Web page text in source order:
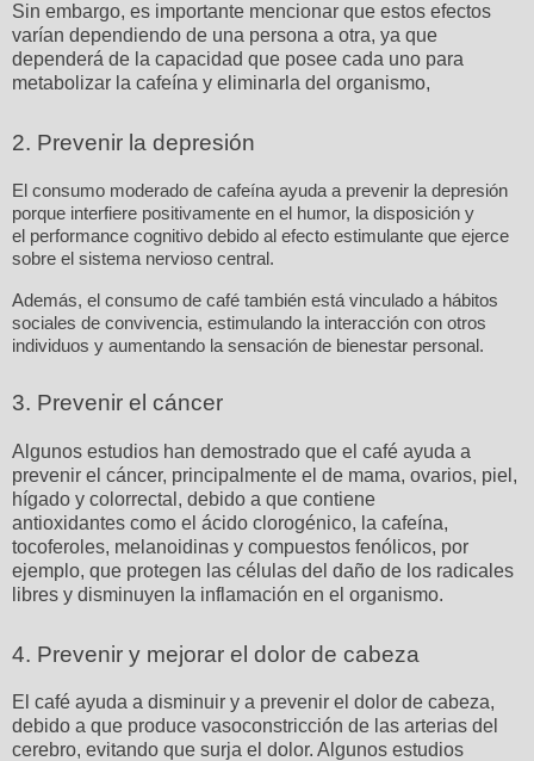
Sin embargo, es importante mencionar que estos efectos
varían dependiendo de una persona a otra, ya que
dependerá de la capacidad que posee cada uno para
metabolizar la cafeína y eliminarla del organismo,
2. Prevenir la depresión
El consumo moderado de cafeína ayuda a prevenir la depresión
porque interfiere positivamente en el humor, la disposición y
el performance cognitivo debido al efecto estimulante que ejerce
sobre el sistema nervioso central.
Además, el consumo de café también está vinculado a hábitos
sociales de convivencia, estimulando la interacción con otros
individuos y aumentando la sensación de bienestar personal.
3. Prevenir el cáncer
Algunos estudios han demostrado que el café ayuda a
prevenir el cáncer, principalmente el de mama, ovarios, piel,
hígado y colorrectal, debido a que contiene
antioxidantes como el ácido clorogénico, la cafeína,
tocoferoles, melanoidinas y compuestos fenólicos, por
ejemplo, que protegen las células del daño de los radicales
libres y disminuyen la inflamación en el organismo.
4. Prevenir y mejorar el dolor de cabeza
El café ayuda a disminuir y a prevenir el dolor de cabeza,
debido a que produce vasoconstricción de las arterias del
cerebro, evitando que surja el dolor. Algunos estudios